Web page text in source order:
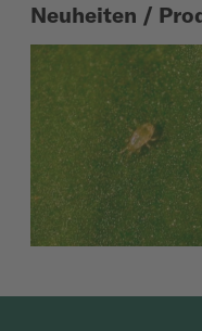
Neuheiten /